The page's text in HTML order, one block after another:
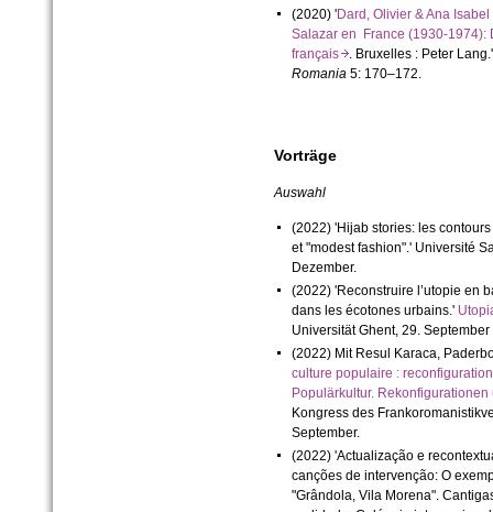
(2020) 'Dard, Olivier & Ana
Salazar en France (1930-1974):
français. Bruxelles : Peter
Romania5: 170–172.
Vorträge
Auswahl
(2022) 'Hijab stories: les
et "modest fashion".' Université
Dezember.
(2022) 'Reconstruire l ’utopie en
dans les écotones urbains.'
Universität Ghent, 29. September
(2022) Mit Resul Karaca,
culture populaire :
Populärkultur.
Kongress des
September.
(2022) 'Actual ização e recontextu
canções de intervenção: O exem
"Grândol a, Vi a Morena".